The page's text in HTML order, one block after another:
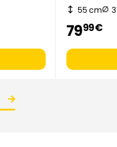
55 cm
7999 €